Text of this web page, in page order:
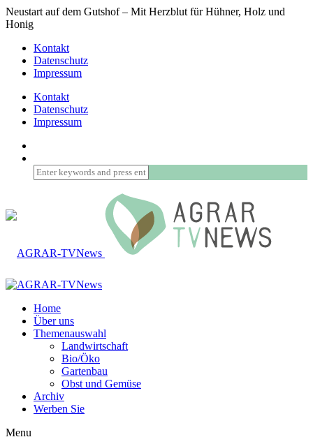
Neustart auf dem Gutshof – Mit Herzblut für Hühner, Holz und
Honig
Kontakt
Datenschutz
Impressum
Kontakt
Datenschutz
Impressum
Home
Über uns
Themenauswahl
Landwirtschaft
Bio/Öko
Gartenbau
Obst und Gemüse
Archiv
Werben Sie
Menu